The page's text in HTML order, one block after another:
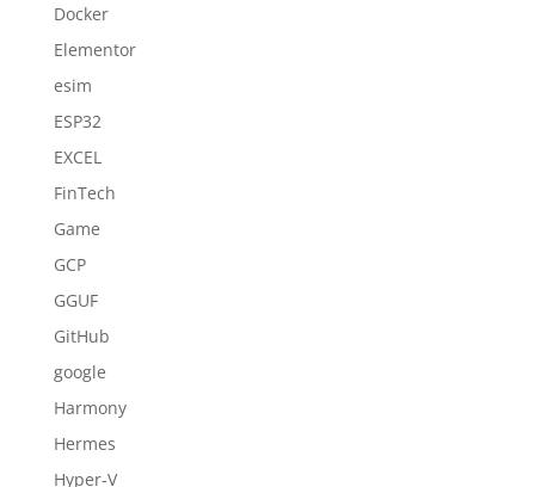
Docker
Elementor
esim
ESP32
EXCEL
FinTech
Game
GCP
GGUF
GitHub
google
Harmony
Hermes
Hyper-V